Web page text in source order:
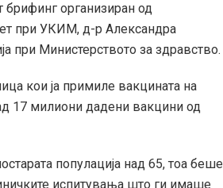
брифинг организиран од
при УКИМ, д-р Александра
при Министерството за здравство.
кои ја примиле вакцината на
17 милиони дадени вакцини од
популација над 65, тоа беше
испитувања што ги имаше